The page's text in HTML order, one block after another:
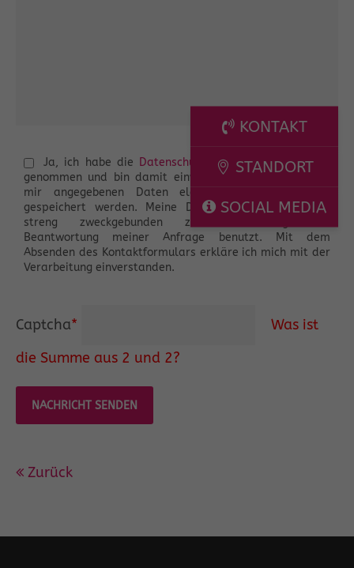
KONTAKT
STANDORT
SOCIAL MEDIA
Ja, ich habe die Datenschutzerklärungzur Kenntnis
genommen und bin damit einverstanden, dass die von
mir angegebenen Daten elektronisch erhoben und
gespeichert werden. Meine Daten werden dabei nur
streng zweckgebunden zur Bearbeitung und
Beantwortung meiner Anfrage benutzt. Mit dem
Absenden des Kontaktformulars erkläre ich mich mit der
Verarbeitung einverstanden.
Captcha*
Was ist
die Summe aus 2 und 2?
NACHRICHT SENDEN
Zurück